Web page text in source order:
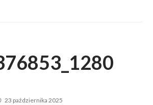
Posted
23 października 2025